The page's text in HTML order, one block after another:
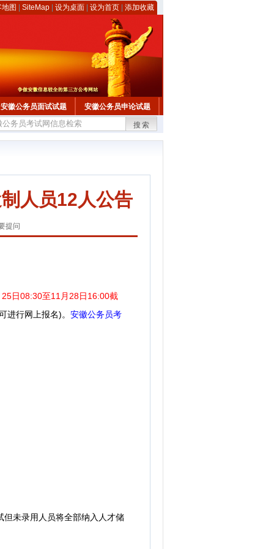
图 SiteMap 设为桌面 设为首页 添加收藏
安徽公务员面试试题 安徽公务员申论试题
搜索
人员12人公告
提问
日08:30至11月28日16:00截
进行网上报名)。 安徽公务员考
未录用人员将全部纳入人才储